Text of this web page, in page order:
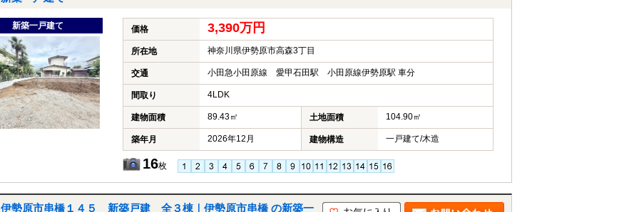
新築一戸建て 価格 3,390万円
所在地 神奈川県伊勢原市高森3丁目
交通 小田急小田原線 愛甲石田駅 小田原線伊勢原駅 車分
間取り 4LDK
建物面積 89.43㎡ 土地面積 104.90㎡
築年月 2026年12月 建物構造 一戸建て/木造
16枚
伊勢原市串橋１４５ 新築戸建 全３棟｜伊勢原市串橋 の新築一